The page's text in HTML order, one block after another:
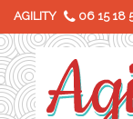
AGILITY 06 15 18